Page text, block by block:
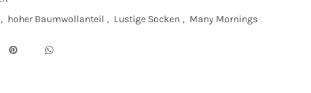
, hoher Baumwollanteil , Lustige Socken , Many Mornings